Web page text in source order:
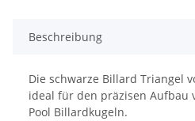
Beschreibung
Die schwarze Billard Triangel
ideal für den präzisen Aufbau
Pool Billardkugeln.